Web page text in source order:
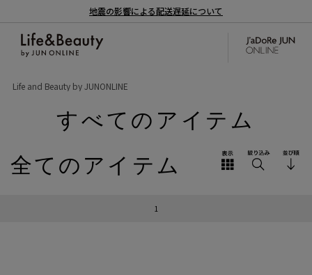
地震の影響による配送遅延について
Life and Beauty by JUNONLINE
すべてのアイテム
全てのアイテム
1